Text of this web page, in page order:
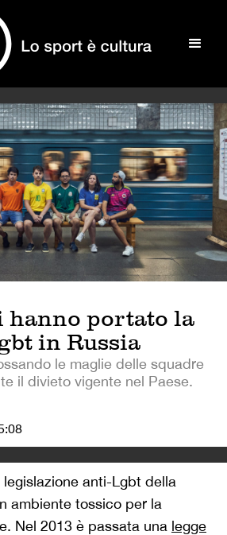
hanno portato la
in Russia
le maglie delle squadre
il divieto vigente nel Paese.
anti-Lgbt della
ambiente tossico per la
Nel 2013 è passata una legge